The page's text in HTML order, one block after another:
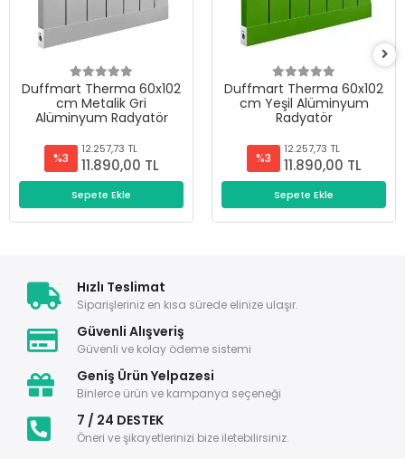
Duffmart Therma 60x102
cm Metalik Gri
Alüminyum Radyatör
%3
12.257,73 TL
11.890,00 TL
Sepete Ekle
Duffmart Therma 60x102
cm Yeşil Alüminyum
Radyatör
%3
12.257,73 TL
11.890,00 TL
Sepete Ekle
Hızlı Teslimat
Siparişleriniz en kısa sürede elinize ulaşır.
Güvenli Alışveriş
Güvenli ve kolay ödeme sistemi
Geniş Ürün Yelpazesi
Binlerce ürün ve kampanya seçeneği
7 / 24 DESTEK
Öneri ve şikayetlerinizi bize iletebilirsiniz.